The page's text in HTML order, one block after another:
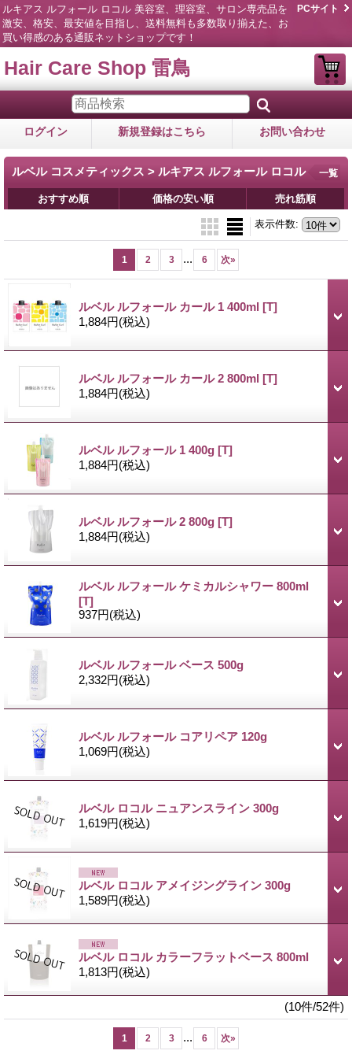
ルキアス ルフォール ロコル 美容室、理容室、サロン専売品を
激安、格安、最安値を目指し、送料無料も多数取り揃えた、お
買い得感のある通販ネットショップです！
PCサイト
Hair Care Shop 雷鳥
ログイン 新規登録はこちら お問い合わせ
ルベル コスメティックス > ルキアス ルフォール ロコル 一覧
おすすめ順 価格の安い順 売れ筋順
表示件数:
1 2 3 ... 6 次»
ルベル ルフォール カール 1 400ml [T]
1,884円(税込)
ルベル ルフォール カール 2 800ml [T]
1,884円(税込)
ルベル ルフォール 1 400g [T]
1,884円(税込)
ルベル ルフォール 2 800g [T]
1,884円(税込)
ルベル ルフォール ケミカルシャワー 800ml
[T]
937円(税込)
ルベル ルフォール ベース 500g
2,332円(税込)
ルベル ルフォール コアリペア 120g
1,069円(税込)
ルベル ロコル ニュアンスライン 300g
1,619円(税込)
ルベル ロコル アメイジングライン 300g
1,589円(税込)
ルベル ロコル カラーフラットベース 800ml
1,813円(税込)
(10件/52件)
1 2 3 ... 6 次»